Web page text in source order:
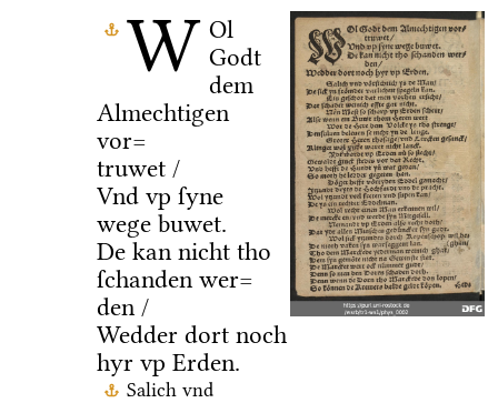
W Ol
Godt
dem
Almechtigen
vor=
truwet /
Vnd vp ſyne
wege buwet.
De kan nicht tho
ſchanden wer=
den /
Wedder dort noch
hyr vp Erden.
Salich vnd